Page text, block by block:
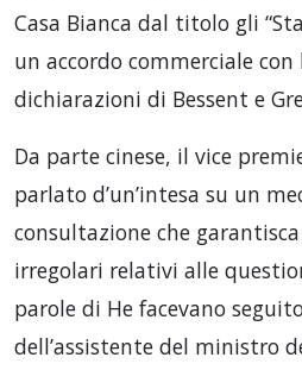
Casa Bianca dal titolo gli
un accordo commerciale con
dichiarazioni di Bessent e
Da parte cinese, il vice
parlato d’un’intesa su un
consultazione che
irregolari relativi alle
parole di He facevano
dell’assistente del ministro